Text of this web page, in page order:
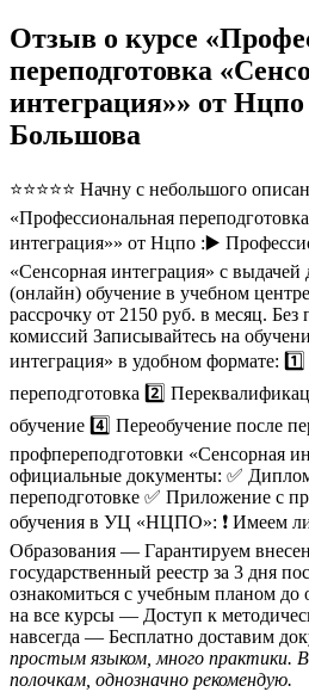
Отзыв о курсе
переподготовка
интеграция»» от
Большова
⭐⭐⭐⭐⭐ Начну с небольшого
«Профессиональная
интеграция»» от Нцпо :▶️
«Сенсорная интеграция» с
(онлайн) обучение в учебном
рассрочку от 2150 руб. в месяц.
комиссий Записывайтесь на
интеграция» в удобном формате:
переподготовка 2️⃣
обучение 4️⃣ Переобучение после
профпереподготовки «Сенсорная
официальные документы: ✅
переподготовке ✅ Приложение с
обучения в УЦ «НЦПО»: ❗️ Имеем
Образования — Гарантируем
государственный реестр за 3 дня
ознакомиться с учебным планом
на все курсы — Доступ к
навсегда — Бесплатно доставим
простым языком, много практики.
полочкам, однозначно рекомендую.